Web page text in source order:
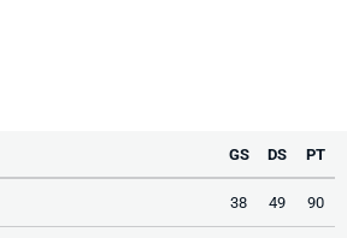
GS DS PT
38 49 90